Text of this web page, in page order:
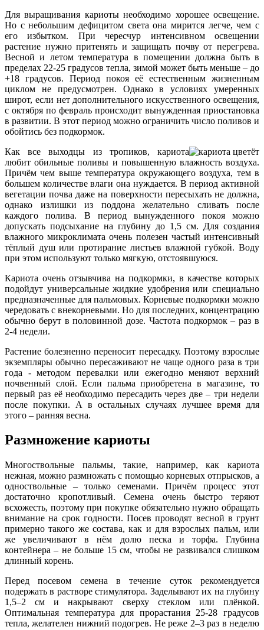
Для выращивания кариоты необходимо хорошее освещение.
Но с небольшим дефицитом света она мирится легче, чем с
его избытком. При чересчур интенсивном освещении
растение нужно притенять и защищать почву от перегрева.
Весной и летом температура в помещении должна быть в
пределах 22-25 градусов тепла, зимой может быть меньше – до
+18 градусов. Период покоя её естественным жизненным
циклом не предусмотрен. Однако в условиях умеренных
широт, если нет дополнительного искусственного освещения,
с октября по февраль происходит вынужденная приостановка
в развитии. В этот период можно ограничить число поливов и
обойтись без подкормок.
Как все выходцы из тропиков, кариота
любит обильные поливы и повышенную влажность воздуха.
Причём чем выше температура окружающего воздуха, тем в
большем количестве влаги она нуждается. В период активной
вегетации почва даже на поверхности пересыхать не должна,
однако излишки из поддона желательно сливать после
каждого полива. В период вынужденного покоя можно
допускать подсыхание на глубину до 1,5 см. Для создания
влажного микроклимата очень полезен частый интенсивный
тёплый душ или протирание листьев влажной губкой. Воду
при этом используют только мягкую, отстоявшуюся.
Кариота очень отзывчива на подкормки, в качестве которых
подойдут универсальные жидкие удобрения или специально
предназначенные для пальмовых. Корневые подкормки можно
чередовать с внекорневыми. Но для последних, концентрацию
обычно берут в половинной дозе. Частота подкормок – раз в
2-4 недели.
Растение болезненно переносит пересадку. Поэтому взрослые
экземпляры обычно пересаживают не чаще одного раза в три
года - методом перевалки или ежегодно меняют верхний
почвенный слой. Если пальма приобретена в магазине, то
первый раз её необходимо пересадить через две – три недели
после покупки. А в остальных случаях лучшее время для
этого – ранняя весна.
Размножение кариоты
Многоствольные пальмы, такие, например, как кариота
нежная, можно размножать с помощью корневых отпрысков, а
одноствольные – только семенами. Причём процесс этот
достаточно кропотливый. Семена очень быстро теряют
всхожесть, поэтому при покупке обязательно нужно обращать
внимание на срок годности. Посев проводят весной в грунт
примерно такого же состава, как и для взрослых пальм, или
же увеличивают в нём долю песка и торфа. Глубина
контейнера – не больше 15 см, чтобы не развивался слишком
длинный корень.
Перед посевом семена в течение суток рекомендуется
подержать в растворе стимулятора. Заделывают их на глубину
1,5–2 см и накрывают сверху стеклом или плёнкой.
Оптимальная температура для прорастания 25-28 градусов
тепла, желателен нижний подогрев. Не реже 2–3 раз в неделю